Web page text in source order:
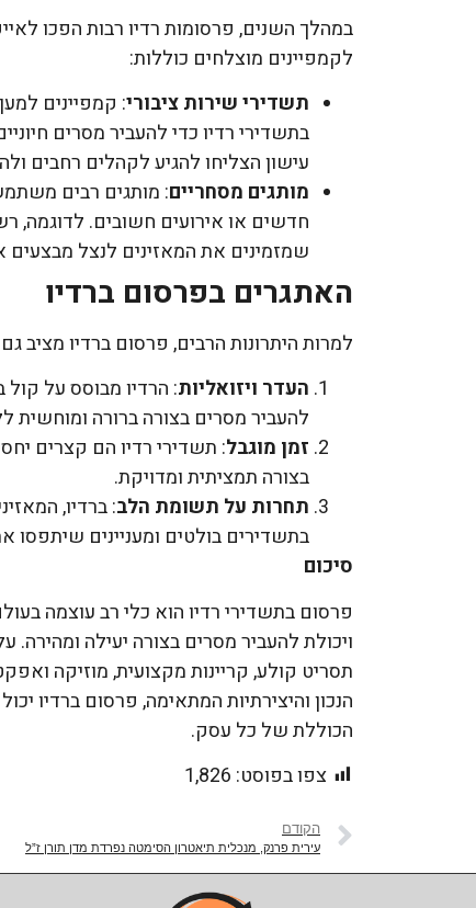
במהלך השנים, פרסומות רדיו רבות הפכו
לקמפיינים מוצלחים כוללות:
תשדירי שירות ציבורי: קמפיינים
בתשדירי רדיו כדי להעביר מסרים
עישון הצליחו להגיע לקהלים רחבים
מותגים מסחריים: מותגים רבים
חדשים או אירועים חשובים. לדוגמה,
שמזמינים את המאזינים לנצל מבצעים
האתגרים בפרסום ברדיו
למרות היתרונות הרבים, פרסום ברדיו מציב
העדר ויזואליות: הרדיו מבוסס על קול
להעביר מסרים בצורה ברורה ומוחשית
זמן מוגבל
בצורה תמציתית ומדויקת.
תחרות על תשומת הלב: ברדיו,
בתשדירים בולטים ומעניינים
סיכום
פרסום בתשדירי רדיו הוא כלי רב עוצמה
ויכולת להעביר מסרים בצורה יעילה
תסריט קולע, קריינות מקצועית, מוזיקה
הנכון והיצירתיות המתאימה, פרסום ברדיו
הכוללת של כל עסק.
צפו בפוסט: 1,826
הקודם
עירית פרנק, מנכלית תיאטרון הסימטה נפרדת מדן תורן ז”ל